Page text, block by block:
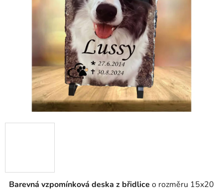
Barevná vzpomínková deska z břidlice o rozměru 15x20